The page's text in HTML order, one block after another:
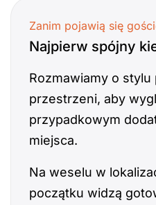
Zanim pojawią się
Najpierw spójny
Rozmawiamy o stylu
przestrzeni, aby
przypadkowym
miejsca.
Na weselu w
początku widzą